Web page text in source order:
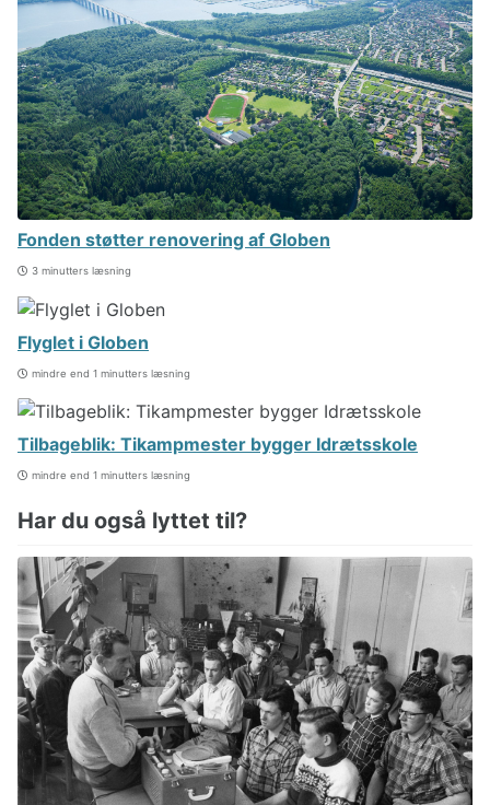
Fonden støtter renovering af Globen
3 minutters læsning
Flyglet i Globen
mindre end 1 minutters læsning
Tilbageblik: Tikampmester bygger Idrætsskole
mindre end 1 minutters læsning
Har du også lyttet til?